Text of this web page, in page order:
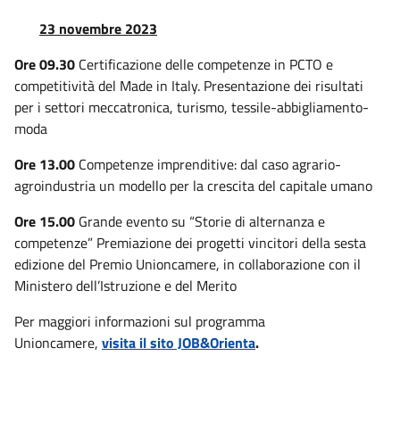
23 novembre 2023
Ore 09.30 Certificazione delle competenze in PCTO e
competitività del Made in Italy. Presentazione dei risultati
per i settori meccatronica, turismo, tessile-abbigliamento-
moda
Ore 13.00 Competenze imprenditive: dal caso agrario-
agroindustria un modello per la crescita del capitale umano
Ore 15.00 Grande evento su “Storie di alternanza e
competenze” Premiazione dei progetti vincitori della sesta
edizione del Premio Unioncamere, in collaborazione con il
Ministero dell’Istruzione e del Merito
Per maggiori informazioni sul programma
Unioncamere, visita il sito JOB&Orienta.